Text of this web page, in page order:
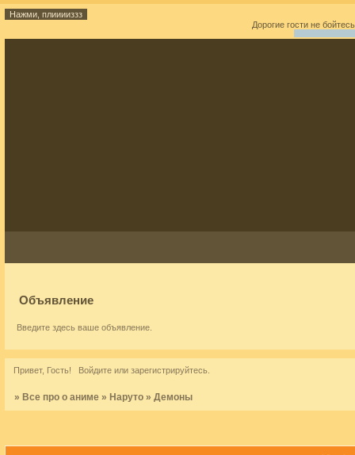
Дорогие гости не
Объявление
Введите здесь ваше объявление.
Привет, Гость! Войдитеили зарегистрируйтесь.
» Все про о аниме » Наруто »Демоны